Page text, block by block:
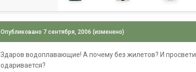
Опубликовано 7 сентября, 2006 (изменено)
Здаров водоплавающие! А почему без жилетов? И
одаривается?